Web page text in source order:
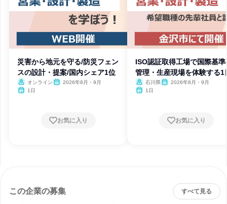
災害から地元を守る/防災フェン
スの設計・提案/国内シェア1位
オンライン
2026年8月・9月
1日
お気に入り
ISO認証取得工場で国際基準
管理・生産現場を体験する1
石川県
2026年8月・9月
1日
お気に入り
この企業の募集 すべて見る